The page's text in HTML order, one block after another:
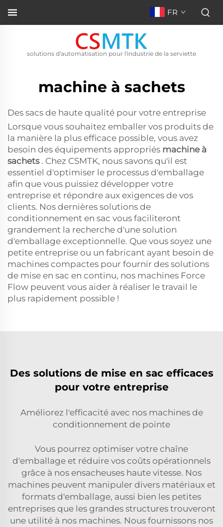
FR
solutions d'automatisation pour l'industrie de la serviette
machine à sachets
Des sacs de haute qualité pour votre entreprise
Lorsque vous souhaitez emballer vos produits de
la manière la plus efficace possible, vous avez
besoin des équipements appropriés machine à
sachets . Chez CSMTK, nous savons qu'il est
essentiel d'optimiser le processus d'emballage
afin que vous puissiez développer votre
entreprise et répondre aux exigences de vos
clients. Nos dernières solutions de
conditionnement en sac vous faciliteront
grandement la recherche d'une solution
d'emballage exceptionnelle. Que vous soyez une
petite entreprise ou un fabricant ayant besoin de
machines compactes pour fournir des solutions
de mise en sac en continu, nos machines Force
Flow peuvent vous aider à réaliser le travail le
plus rapidement possible !
Des solutions de mise en sac efficaces
pour votre entreprise
Améliorez l'efficacité avec nos machines de
conditionnement de pointe
Vous pourrez optimiser votre chaîne
d'emballage et réduire vos coûts opérationnels
grâce à nos ensacheuses haute vitesse. Nos
machines peuvent manipuler divers matériaux et
formats d'emballage, aussi bien les petites
entreprises que les grandes structures trouveront
une utilité à nos machines. Nous fournissons nos